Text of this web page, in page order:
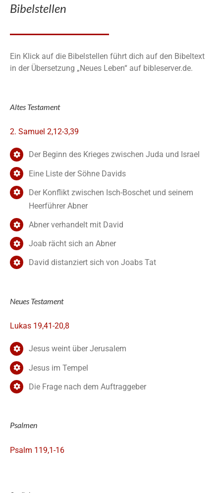
Bibelstellen
Ein Klick auf die Bibelstellen führt dich auf den Bibeltext
in der Übersetzung „Neues Leben“ auf bibleserver.de.
Altes Testament
2. Samuel 2,12-3,39
Der Beginn des Krieges zwischen Juda und Israel
Eine Liste der Söhne Davids
Der Konflikt zwischen Isch-Boschet und seinem
Heerführer Abner
Abner verhandelt mit David
Joab rächt sich an Abner
David distanziert sich von Joabs Tat
Neues Testament
Lukas 19,41-20,8
Jesus weint über Jerusalem
Jesus im Tempel
Die Frage nach dem Auftraggeber
Psalmen
Psalm 119,1-16